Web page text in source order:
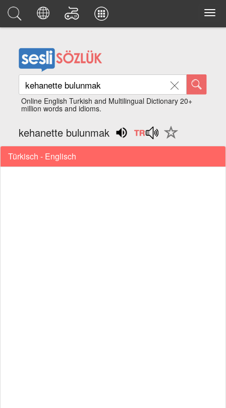
Online English Turkish and Multilingual Dictionary 20+
million words and idioms.
kehanette bulunmak
Türkisch - Englisch